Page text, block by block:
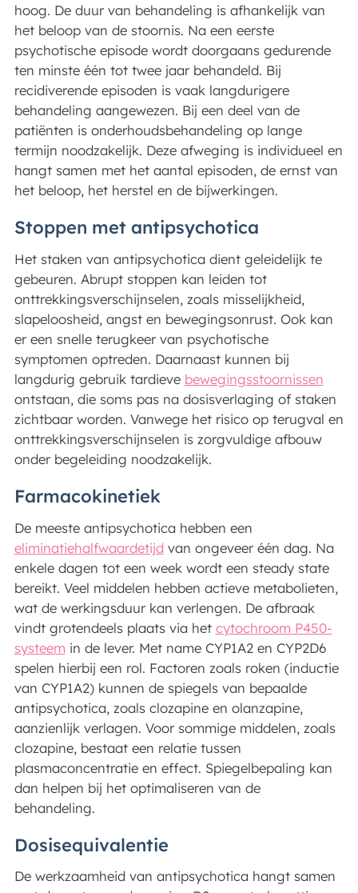
hoog. De duur van behandeling is afhankelijk van
het beloop van de stoornis. Na een eerste
psychotische episode wordt doorgaans gedurende
ten minste één tot twee jaar behandeld. Bij
recidiverende episoden is vaak langdurigere
behandeling aangewezen. Bij een deel van de
patiënten is onderhoudsbehandeling op lange
termijn noodzakelijk. Deze afweging is individueel en
hangt samen met het aantal episoden, de ernst van
het beloop, het herstel en de bijwerkingen.
Stoppen met antipsychotica
Het staken van antipsychotica dient geleidelijk te
gebeuren. Abrupt stoppen kan leiden tot
onttrekkingsverschijnselen, zoals misselijkheid,
slapeloosheid, angst en bewegingsonrust. Ook kan
er een snelle terugkeer van psychotische
symptomen optreden. Daarnaast kunnen bij
langdurig gebruik tardieve bewegingsstoornissen
ontstaan, die soms pas na dosisverlaging of staken
zichtbaar worden. Vanwege het risico op terugval en
onttrekkingsverschijnselen is zorgvuldige afbouw
onder begeleiding noodzakelijk.
Farmacokinetiek
De meeste antipsychotica hebben een
eliminatiehalfwaardetijd van ongeveer één dag. Na
enkele dagen tot een week wordt een steady state
bereikt. Veel middelen hebben actieve metabolieten,
wat de werkingsduur kan verlengen. De afbraak
vindt grotendeels plaats via het cytochroom P450-
systeem in de lever. Met name CYP1A2 en CYP2D6
spelen hierbij een rol. Factoren zoals roken (inductie
van CYP1A2) kunnen de spiegels van bepaalde
antipsychotica, zoals clozapine en olanzapine,
aanzienlijk verlagen. Voor sommige middelen, zoals
clozapine, bestaat een relatie tussen
plasmaconcentratie en effect. Spiegelbepaling kan
dan helpen bij het optimaliseren van de
behandeling.
Dosisequivalentie
De werkzaamheid van antipsychotica hangt samen